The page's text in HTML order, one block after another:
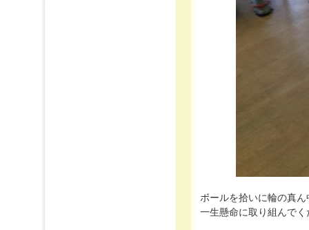
ボールを拾いに輪の真
一生懸命に取り組んで